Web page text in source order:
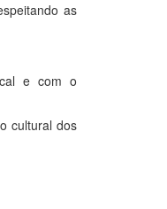
as
e com o
cultural dos